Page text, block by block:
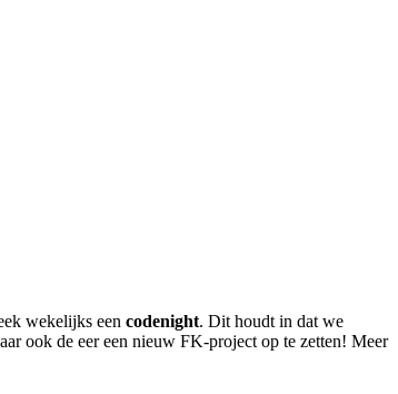
wekelijks een codenight. Dit houdt in dat we
ook de eer een nieuw FK-project op te zetten! Meer